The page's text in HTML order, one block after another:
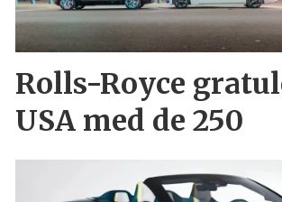
Rolls-Royce
USA med de 250